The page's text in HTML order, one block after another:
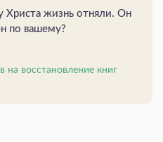
Христа жизнь отняли. Он
по вашему?
на восстановление книг